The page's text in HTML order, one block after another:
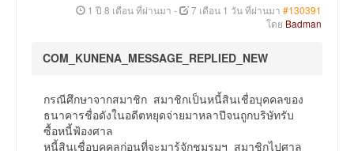
1 ปี 8 เดือน ที่ผ่านมา - 7 เดือน 1 วัน ที่ผ่านมา #130391
โดย Badman
COM_KUNENA_MESSAGE_REPLIED_NEW
กรณีศึกษาจากสมาชิก สมาชิกเป็นหนี้สินเชื่อบุคคลของ
ธนาคารชื่อดังในอดีตหยุดจ่ายมาหลาปีจนถูกบริษัทรับ
ซื้อหนี้ฟ้องศาล
หนี้สินเชื่อบุคคลก่อนที่จะมารู้จักชมรมฯ สมาชิกไปศาล